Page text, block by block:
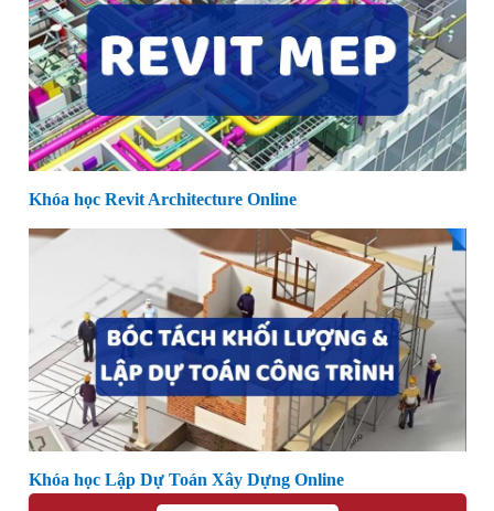
Khóa học Revit Architecture Online
Khóa học Lập Dự Toán Xây Dựng Online